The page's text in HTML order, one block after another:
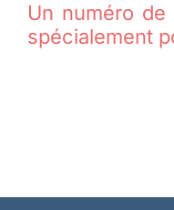
Un numéro
spécialement